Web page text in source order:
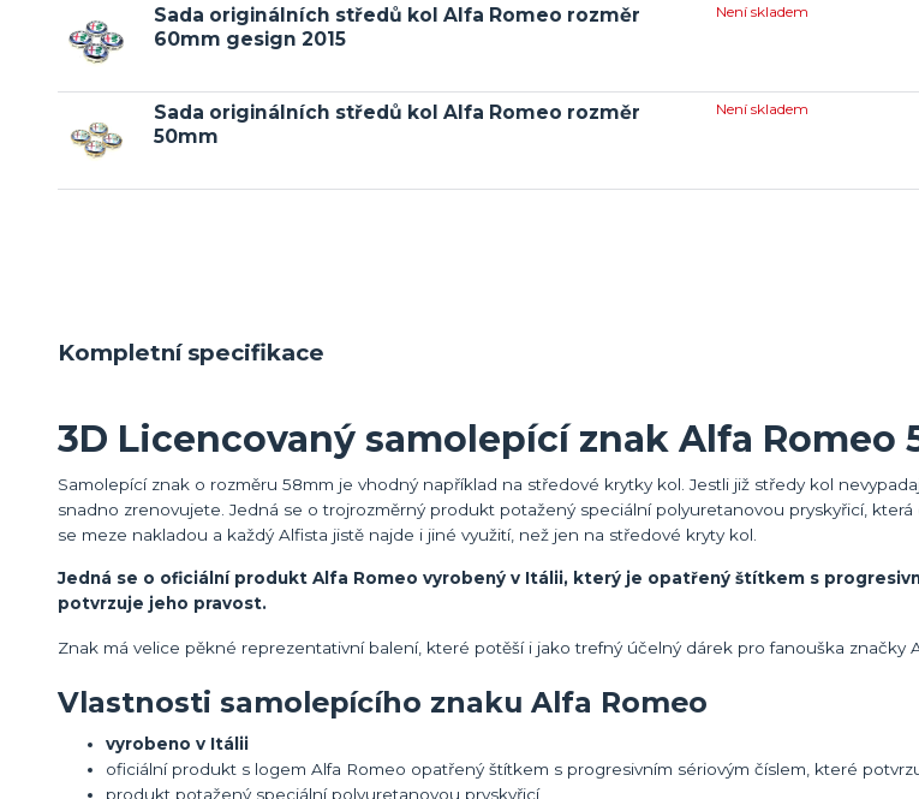
Sada originálních středů kol Alfa Romeo rozměr
60mm gesign 2015
Není skladem
Sada originálních středů kol Alfa Romeo rozměr
50mm
Není skladem
Kompletní specifikace
3D Licencovaný samolepící znak Alfa Romeo
Samolepící znak o rozměru 58mm je vhodný například na středové krytky kol. Jestli již středy kol
snadno zrenovujete. Jedná se o trojrozměrný produkt potažený speciální polyuretanovou pryskyřicí, která
se meze nakladou a každý Alfista jistě najde i jiné využití, než jen na středové kryty kol.
Jedná se o oficiální produkt Alfa Romeo vyrobený v Itálii, který je opatřený štítkem s
potvrzuje jeho pravost.
Znak má velice pěkné reprezentativní balení, které potěší i jako trefný účelný dárek pro fanouška značky
Vlastnosti samolepícího znaku Alfa Romeo
vyrobeno v Itálii
oficiální produkt s logem Alfa Romeo opatřený štítkem s progresivním sériovým číslem, které
produkt potažený speciální polyuretanovou pryskyřicí